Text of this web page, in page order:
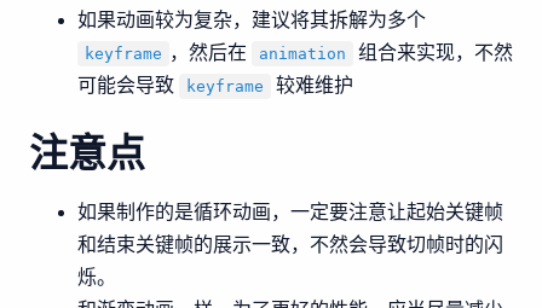
如果动画较为复杂，建议将其拆解为多个
keyframe ，然后在 animation
组合来实现，不然
可能会导致
keyframe 较难维护
注意点
如果制作的是循环动画，一定要注意让起始关键帧
和结束关键帧的展示一致，不然会导致切帧时的闪
烁。